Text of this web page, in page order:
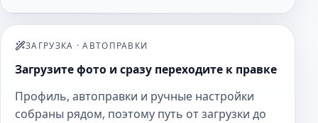
ЗАГРУЗКА ·АВТОПРАВКИ
Загрузите фото и сразу переходите к правке
Профиль, автоправки и ручные настройки
собраны рядом, поэтому путь от загрузки до